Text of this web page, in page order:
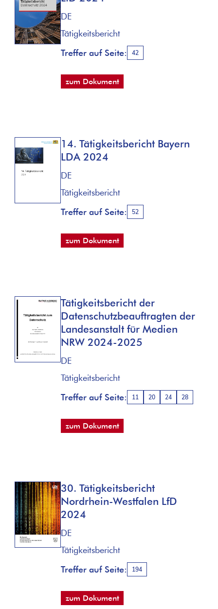
DE
Tätigkeitsbericht
Treffer auf Seite:
42
zum Dokument
14. Tätigkeitsbericht Bayern
LDA 2024
DE
Tätigkeitsbericht
Treffer auf Seite:
52
zum Dokument
Tätigkeitsbericht der
Datenschutzbeauftragten der
Landesanstalt für Medien
NRW 2024-2025
DE
Tätigkeitsbericht
Treffer auf Seite:
11 20 24 28
zum Dokument
30. Tätigkeitsbericht
Nordrhein-Westfalen LfD
2024
DE
Tätigkeitsbericht
Treffer auf Seite:
194
zum Dokument